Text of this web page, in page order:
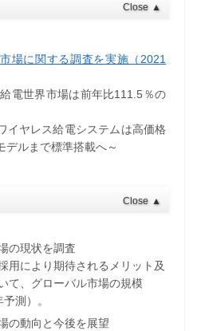
Close ▲
場に関する調査を実施（2021
電世界市場は前年比111.5％の
イヤレス給電システムは高価格
デルまで標準搭載へ～
Close ▲
の現状を調査
用により期待されるメリット及
て、グローバル市場の規模
測）。
の動向と今後を展望